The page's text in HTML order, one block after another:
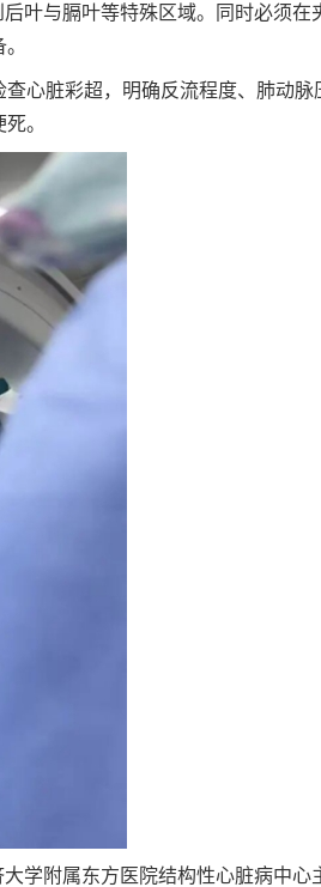
叶与膈叶等特殊区域。同时必须在
心脏彩超，明确反流程度、肺动脉
。
学附属东方医院结构性心脏病中心